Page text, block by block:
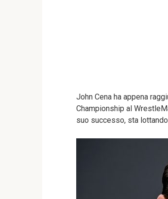
John Cena ha appena
Championship al
suo successo, sta